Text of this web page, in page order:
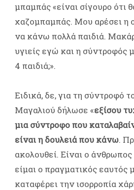
μπαμπάς «είναι σίγουρο ότι
χαζομπαμπάς. Μου αρέσει η
να κάνω πολλά παιδιά.
υγιείς εγώ και η
4 παιδιά;».
Ειδικά, δε, για τη σύντροφό
Μαγαλιού δήλωσε «εξίσου
μια σύντροφο που
είναι η δουλειά που κάνω.
ακολουθεί. Είναι ο
είμαι ο πραγματικός εαυτός
καταφέρει την ισορροπία